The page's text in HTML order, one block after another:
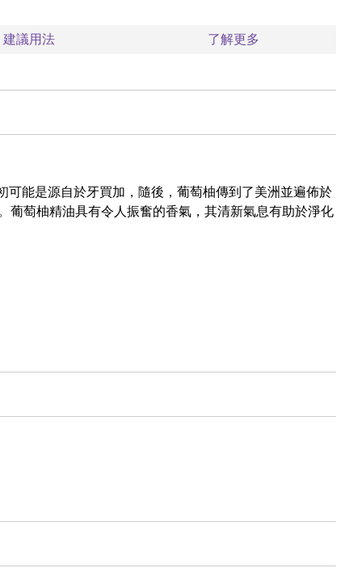
建議用法 了解更多
能是源自於牙買加，隨後，葡萄柚傳到了美洲並遍佈於
葡萄柚精油具有令人振奮的香氣，其清新氣息有助於淨化